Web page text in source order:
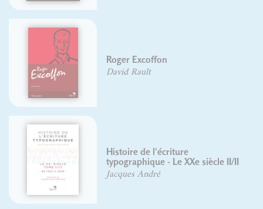
Roger Excoffon
David Rault
Histoire de l'écriture
typographique - Le XXe siècle II/II
Jacques André